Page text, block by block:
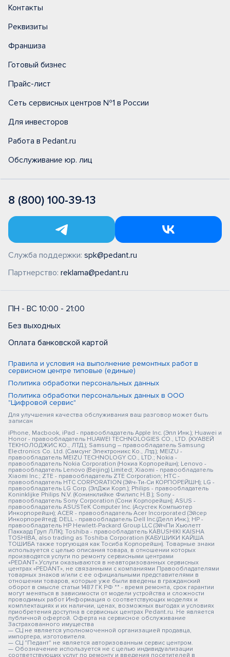
Контакты
Реквизиты
Франшиза
Готовый бизнес
Прайс-лист
Сеть сервисных центров №1 в России
Для инвесторов
Работа в Pedant.ru
Обслуживание юр. лиц
8 (800) 100-39-13
Служба поддержки: spk@pedant.ru
Партнерство: reklama@pedant.ru
ПН - ВС 10:00 - 21:00
Без выходных
Оплата банковской картой
Правила и условия на выполнение ремонтных работ в
сервисном центре типовые (единые)
Политика обработки персональных данных
Политика обработки персональных данных в ООО
"Цифровой сервис"
Для улучшения качества обслуживания ваш разговор может быть
записан
iPhone, Macbook, iPad - правообладатель Apple Inc. (Эпл Инк.); Huawei и
Honor - правообладатель HUAWEI TECHNOLOGIES CO., LTD. (ХУАВЕЙ
ТЕКНОЛОДЖИС КО., ЛТД.); Samsung – правообладатель Samsung
Electronics Co. Ltd. (Самсунг Электроникс Ко., Лтд.); MEIZU -
правообладатель MEIZU TECHNOLOGY CO., LTD.; Nokia -
правообладатель Nokia Corporation (Нокиа Корпорейшн); Lenovo -
правообладатель Lenovo (Beijing) Limited; Xiaomi - правообладатель
Xiaomi Inc.; ZTE - правообладатель ZTE Corporation; HTC -
правообладатель HTC CORPORATION (Эйч-Ти-Си КОРПОРЕЙШН); LG -
правообладатель LG Corp. (ЭлДжи Корп.); Philips - правообладатель
Koninklijke Philips N.V. (Конинклийке Филипс Н.В.); Sony -
правообладатель Sony Corporation (Сони Корпорейшн); ASUS -
правообладатель ASUSTeK Computer Inc. (Асустек Компьютер
Инкорпорейшн); ACER - правообладатель Acer Incorporated (Эйсер
Инкорпорейтед); DELL - правообладатель Dell Inc.(Делл Инк.); HP -
правообладатель HP Hewlett-Packard Group LLC (ЭйчПи Хьюлетт
Паккард Груп ЛЛК); Toshiba - правообладатель KABUSHIKI KAISHA
TOSHIBA, also trading as Toshiba Corporation (КАБУШИКИ КАЙША
ТОШИБА также торгующая как Тосиба Корпорейшн). Товарные знаки
используется с целью описания товара, в отношении которых
производятся услуги по ремонту сервисными центрами
«PEDANT».Услуги оказываются в неавторизованных сервисных
центрах «PEDANT», не связанными с компаниями Правообладателями
товарных знаков и/или с ее официальными представителями в
отношении товаров, которые уже были введены в гражданский
оборот в смысле статьи 1487 ГК РФ ** - время ремонта, срок гарантии
могут меняться в зависимости от модели устройства и сложности
проводимых работ Информация о соответствующих моделях и
комплектациях и их наличии, ценах, возможных выгодах и условиях
приобретения доступна в сервисных центрах Pedant.ru. Не является
публичной офертой. Оферта на сервисное обслуживание
Застрахованного имущества
— СЦ не является уполномоченной организацией продавца,
импортера, изготовителя.
— СЦ "Педант" не является авторизованным сервис центром.
— Обозначение используется не с целью индивидуализации
соответствующих услуг по ремонту и введения посетителей в